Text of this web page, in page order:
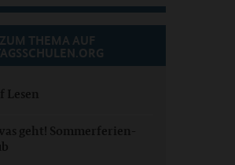
THEMA AUF
Lesen
geht! Sommerferien-